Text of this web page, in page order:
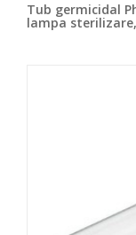
Tub germicidal
lampa